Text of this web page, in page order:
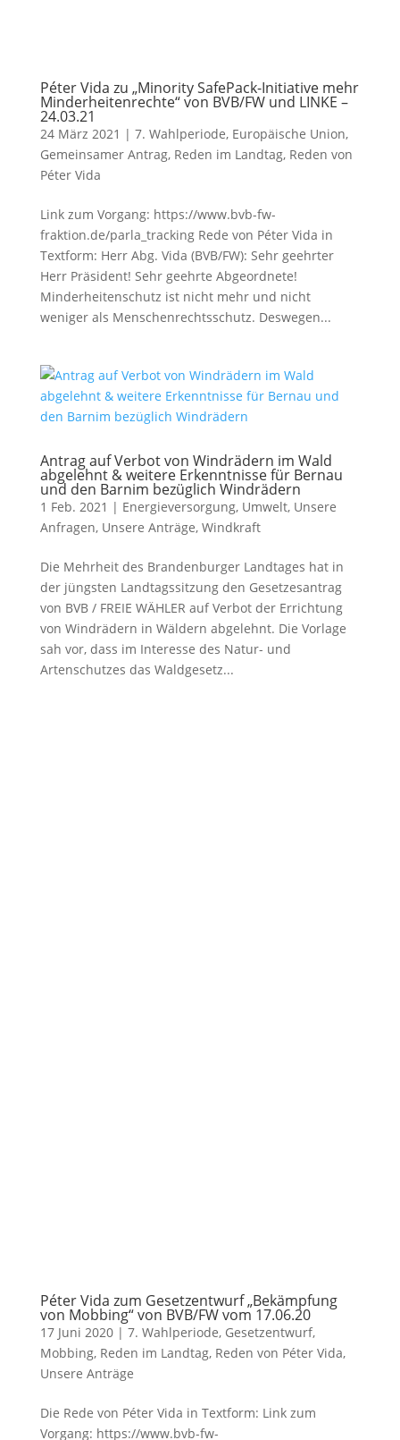
Péter Vida zu „Minority SafePack-Initiative mehr
Minderheitenrechte“ von BVB/FW und LINKE –
24.03.21
24 März 2021 | 7. Wahlperiode, Europäische Union,
Gemeinsamer Antrag, Reden im Landtag, Reden von
Péter Vida
Link zum Vorgang: https://www.bvb-fw-
fraktion.de/parla_tracking Rede von Péter Vida in
Textform: Herr Abg. Vida (BVB/FW): Sehr geehrter
Herr Präsident! Sehr geehrte Abgeordnete!
Minderheitenschutz ist nicht mehr und nicht
weniger als Menschenrechtsschutz. Deswegen...
Antrag auf Verbot von Windrädern im Wald
abgelehnt & weitere Erkenntnisse für Bernau
und den Barnim bezüglich Windrädern
1 Feb. 2021 | Energieversorgung, Umwelt, Unsere
Anfragen, Unsere Anträge, Windkraft
Die Mehrheit des Brandenburger Landtages hat in
der jüngsten Landtagssitzung den Gesetzesantrag
von BVB / FREIE WÄHLER auf Verbot der Errichtung
von Windrädern in Wäldern abgelehnt. Die Vorlage
sah vor, dass im Interesse des Natur- und
Artenschutzes das Waldgesetz...
Péter Vida zum Gesetzentwurf „Bekämpfung
von Mobbing“ von BVB/FW vom 17.06.20
17 Juni 2020| 7. Wahlperiode, Gesetzentwurf,
Mobbing, Reden im Landtag, Reden von Péter Vida,
Unsere Anträge
Die Rede von Péter Vida in Textform: Link zum
Vorgang: https://www.bvb-fw-